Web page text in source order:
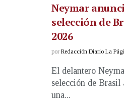
Neymar
selección de
2026
por Redacción Diario La
El delantero
selección de Brasil
una...